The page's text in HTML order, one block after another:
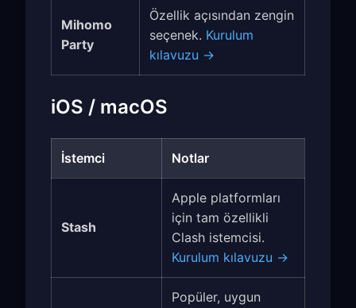
Mihomo
Party
Özellik açısından zengin
seçenek. Kurulum
kılavuzu →
iOS / macOS
İstemci Notlar
Stash
Apple platformları
için tam özellikli
Clash istemcisi.
Kurulum kılavuzu →
Popüler, uygun